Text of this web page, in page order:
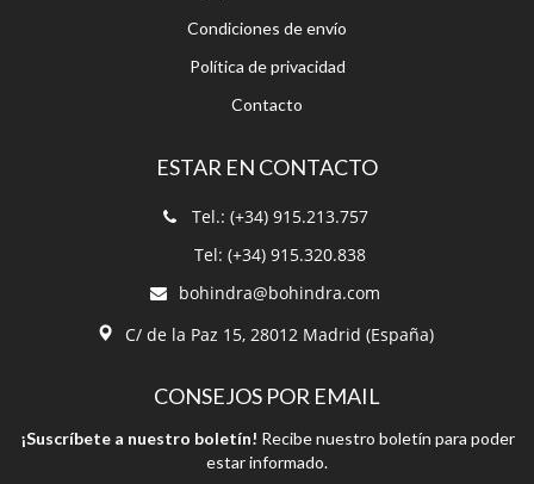
Condiciones de envío
Política de privacidad
Contacto
ESTAR EN CONTACTO
Tel.: (+34) 915.213.757
Tel: (+34) 915.320.838
bohindra@bohindra.com
C/ de la Paz 15, 28012 Madrid (España)
CONSEJOS POR EMAIL
¡Suscríbete a nuestro boletín! Recibe nuestro boletín para poder
estar informado.